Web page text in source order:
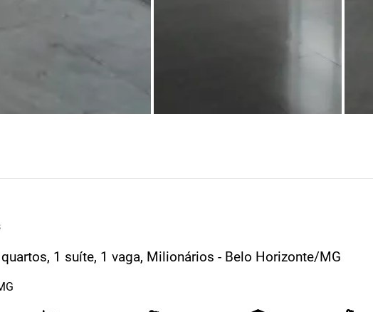
1 suíte, 1 vaga, Milionários - Belo Horizonte/MG